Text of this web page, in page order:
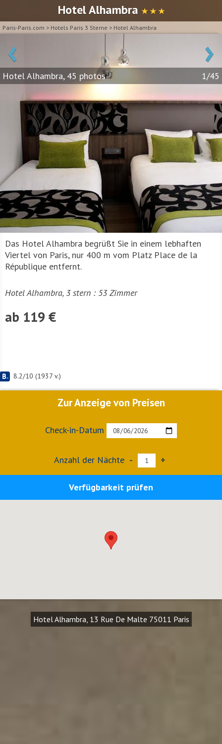
Hotel Alhambra ★ ★ ★
Paris-Paris.com > Hotels Paris 3 Sterne > Hotel Alhambra
‹ ›
Hotel Alhambra, 45 photos 1/45
Das Hotel Alhambra begrüßt Sie in einem lebhaften
Viertel von Paris, nur 400 m vom Platz Place de la
République entfernt.
Hotel Alhambra, 3 stern : 53 Zimmer
ab 119 €
8.2/10 (1937 v.)
Zur Anzeige von Preisen
Check-in-Datum
Anzahl der Nächte - +
Verfügbarkeit prüfen
Hotel Alhambra, 13 Rue De Malte 75011 Paris